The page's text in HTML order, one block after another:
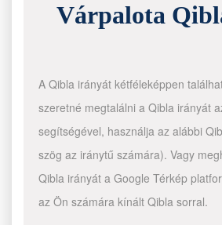
Várpalota
A Qibla irányát kétféleképpen
szeretné megtalálni a Qibla irányát
segítségével, használja az alábbi
szög az iránytű számára). Vagy
Qibla irányát a Google Térkép
az Ön számára kínált Qibla sorral.